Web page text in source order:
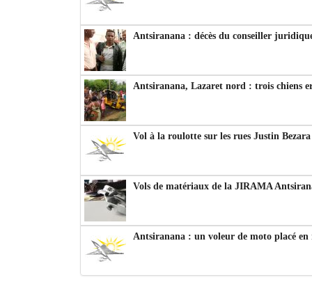
Antsiranana : décès du conseiller
Antsiranana, Lazaret nord : trois chiens
Vol à la roulotte sur les rues Justin
Vols de matériaux de la JIRAMA
Antsiranana : un voleur de moto placé en